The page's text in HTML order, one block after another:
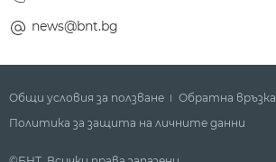
news@bnt.bg
Общи условия за ползване Обратна връзка
Политика за защита на личните данни